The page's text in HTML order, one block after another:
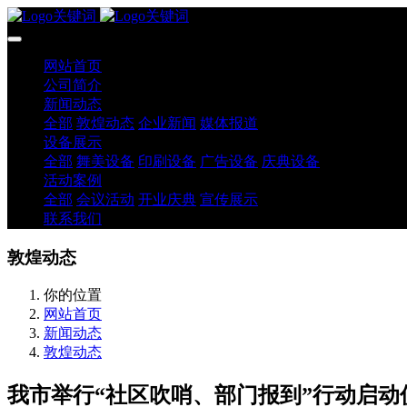
网站首页
公司简介
新闻动态
全部 敦煌动态 企业新闻 媒体报道
设备展示
全部 舞美设备 印刷设备 广告设备 庆典设备
活动案例
全部 会议活动 开业庆典 宣传展示
联系我们
敦煌动态
你的位置
网站首页
新闻动态
敦煌动态
我市举行“社区吹哨、部门报到”行动启动